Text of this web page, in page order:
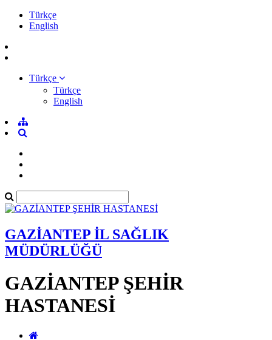
Türkçe
English
Türkçe
Türkçe
English
GAZİANTEP İL SAĞLIK
MÜDÜRLÜĞÜ
GAZİANTEP ŞEHİR
HASTANESİ